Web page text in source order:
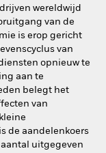
wereldwijd
van de
is erop gericht
van
opnieuw te
aan te
belegt het
van
de aandelenkoers
uitgegeven